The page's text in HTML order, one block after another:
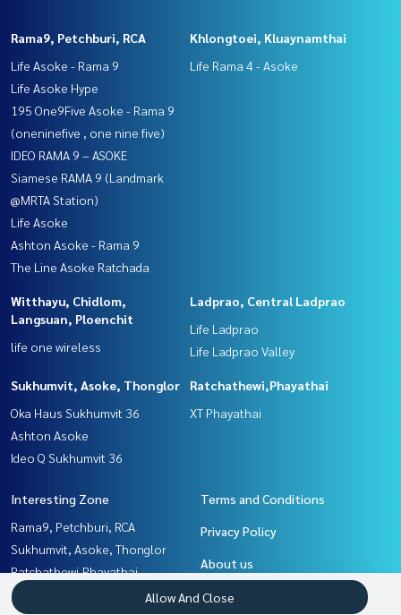
Rama9, Petchburi, RCA
Life Asoke - Rama 9
Life Asoke Hype
195 One9Five Asoke - Rama 9
(oneninefive , one nine five)
IDEO RAMA 9 – ASOKE
Siamese RAMA 9 (Landmark
@MRTA Station)
Life Asoke
Ashton Asoke - Rama 9
The Line Asoke Ratchada
Khlongtoei, Kluaynamthai
Life Rama 4 - Asoke
Witthayu, Chidlom,
Langsuan, Ploenchit
life one wireless
Ladprao, Central Ladprao
Life Ladprao
Life Ladprao Valley
Sukhumvit, Asoke, Thonglor
Oka Haus Sukhumvit 36
Ashton Asoke
Ideo Q Sukhumvit 36
Ratchathewi,Phayathai
XT Phayathai
Interesting Zone
Rama9, Petchburi, RCA
Sukhumvit, Asoke, Thonglor
Ratchathewi,Phayathai
Khlongtoei, Kluaynamthai
Terms and Conditions
Privacy Policy
About us
How to sale-rent
Allow And Close